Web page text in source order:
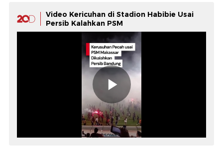
Video Kericuhan di Stadion Habibie Usai
Persib Kalahkan PSM